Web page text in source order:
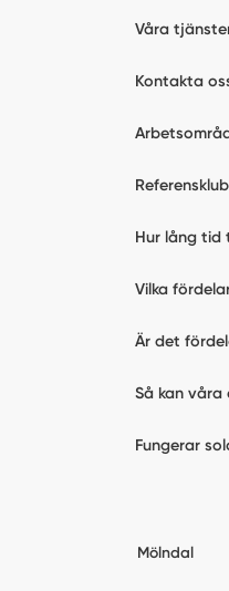
Våra
Kontakta
Hur lång tid
Vilka
Är det
Så kan våra
Fungerar
Mölndal